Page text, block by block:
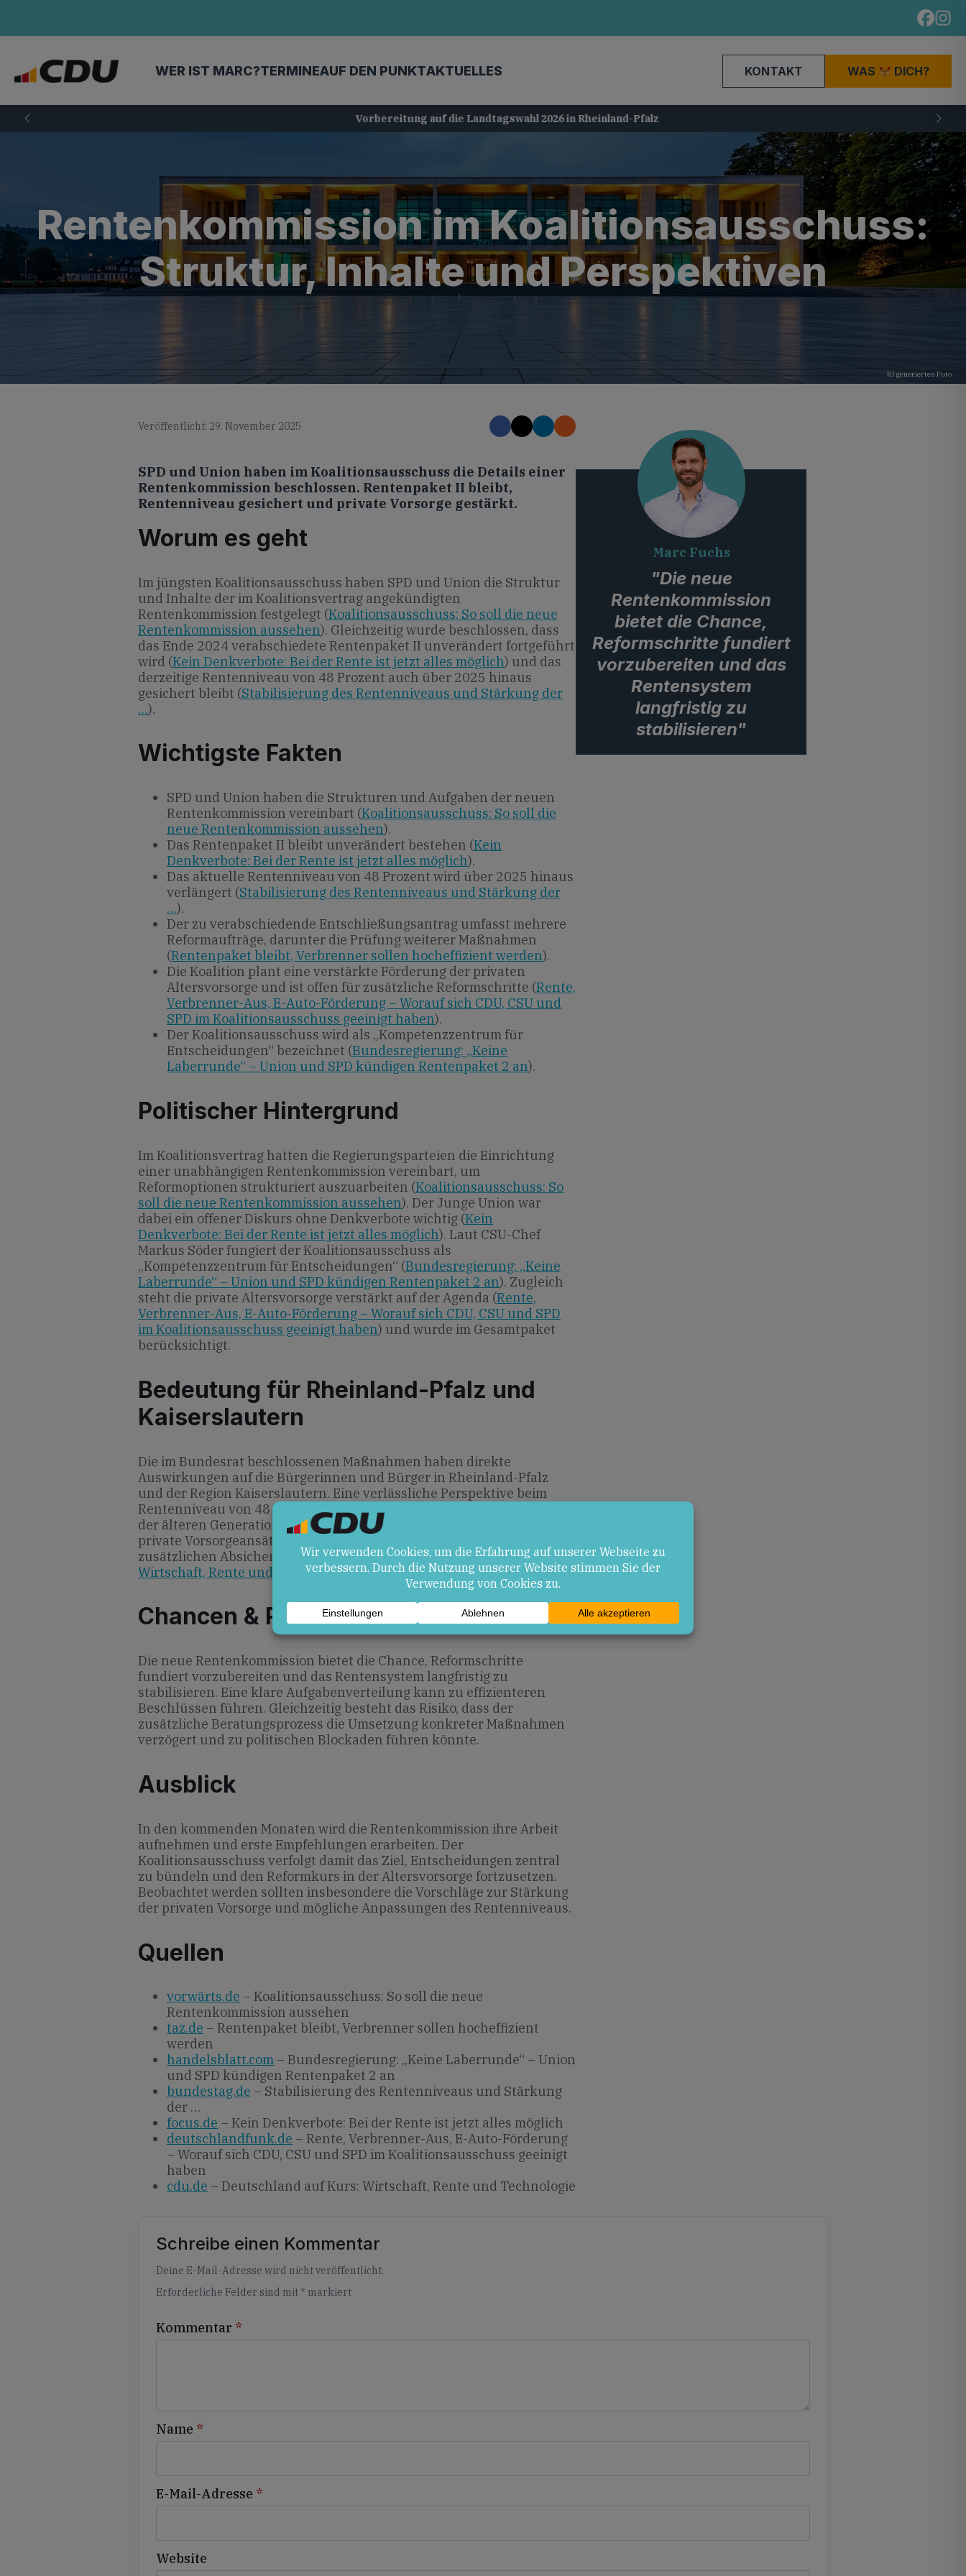
WER IST MARC?TERMINEAUF DEN PUNKTAKTUELLES KONTAKT WAS DICH?
Vorbereitung auf die Landtagswahl 2026 in Rheinland-Pfalz
Rentenkommission im Koalitionsausschuss:
Struktur, Inhalte und Perspektiven
KI generiertes Foto
Veröffentlicht: 29. November 2025
SPD und Union haben im Koalitionsausschuss die Details einer
Rentenkommission beschlossen. Rentenpaket II bleibt,
Rentenniveau gesichert und private Vorsorge gestärkt.
Worum es geht
Im jüngsten Koalitionsausschuss haben SPD und Union die Struktur
und Inhalte der im Koalitionsvertrag angekündigten
Rentenkommission festgelegt (Koalitionsausschuss: So soll die neue
Rentenkommission aussehen). Gleichzeitig wurde beschlossen, dass
das Ende 2024 verabschiedete Rentenpaket II unverändert fortgeführt
wird (Kein Denkverbote: Bei der Rente ist jetzt alles möglich) und das
derzeitige Rentenniveau von 48 Prozent auch über 2025 hinaus
gesichert bleibt (Stabilisierung des Rentenniveaus und Stärkung der
…).
Wichtigste Fakten
SPD und Union haben die Strukturen und Aufgaben der neuen
Rentenkommission vereinbart (Koalitionsausschuss: So soll die
neue Rentenkommission aussehen).
Das Rentenpaket II bleibt unverändert bestehen (Kein
Denkverbote: Bei der Rente ist jetzt alles möglich).
Das aktuelle Rentenniveau von 48 Prozent wird über 2025 hinaus
verlängert (Stabilisierung des Rentenniveaus und Stärkung der
…).
Der zu verabschiedende Entschließungsantrag umfasst mehrere
Reformaufträge, darunter die Prüfung weiterer Maßnahmen
(Rentenpaket bleibt, Verbrenner sollen hocheffizient werden).
Die Koalition plant eine verstärkte Förderung der privaten
Altersvorsorge und ist offen für zusätzliche Reformschritte (Rente,
Verbrenner-Aus, E-Auto-Förderung – Worauf sich CDU, CSU und
SPD im Koalitionsausschuss geeinigt haben).
Der Koalitionsausschuss wird als „Kompetenzzentrum für
Entscheidungen“ bezeichnet (Bundesregierung: „Keine
Laberrunde“ – Union und SPD kündigen Rentenpaket 2 an).
Politischer Hintergrund
Im Koalitionsvertrag hatten die Regierungsparteien die Einrichtung
einer unabhängigen Rentenkommission vereinbart, um
Reformoptionen strukturiert auszuarbeiten (Koalitionsausschuss: So
soll die neue Rentenkommission aussehen). Der Junge Union war
dabei ein offener Diskurs ohne Denkverbote wichtig (Kein
Denkverbote: Bei der Rente ist jetzt alles möglich). Laut CSU-Chef
Markus Söder fungiert der Koalitionsausschuss als
„Kompetenzzentrum für Entscheidungen“ (Bundesregierung: „Keine
Laberrunde“ – Union und SPD kündigen Rentenpaket 2 an). Zugleich
steht die private Altersvorsorge verstärkt auf der Agenda (Rente,
Verbrenner-Aus, E-Auto-Förderung – Worauf sich CDU, CSU und SPD
im Koalitionsausschuss geeinigt haben) und wurde im Gesamtpaket
berücksichtigt.
Bedeutung für Rheinland-Pfalz und
Kaiserslautern
Die im Bundesrat beschlossenen Maßnahmen haben direkte
Auswirkungen auf die Bürgerinnen und Bürger in Rheinland-Pfalz
und der Region Kaiserslautern. Eine verlässliche Perspektive beim
Rentenniveau von 48 Prozent über 2025 hinaus sichert die Kaufkraft
der älteren Generation. Ebenso bietet die öffentliche Debatte um
private Vorsorgeansätze Chancen, regionale Initiativen zur
zusätzlichen Absicherung zu fördern (Deutschland auf Kurs:
Wirtschaft, Rente und Technologie).
Chancen & Risiken
Die neue Rentenkommission bietet die Chance, Reformschritte
fundiert vorzubereiten und das Rentensystem langfristig zu
stabilisieren. Eine klare Aufgabenverteilung kann zu effizienteren
Beschlüssen führen. Gleichzeitig besteht das Risiko, dass der
zusätzliche Beratungsprozess die Umsetzung konkreter Maßnahmen
verzögert und zu politischen Blockaden führen könnte.
Ausblick
In den kommenden Monaten wird die Rentenkommission ihre Arbeit
aufnehmen und erste Empfehlungen erarbeiten. Der
Koalitionsausschuss verfolgt damit das Ziel, Entscheidungen zentral
zu bündeln und den Reformkurs in der Altersvorsorge fortzusetzen.
Beobachtet werden sollten insbesondere die Vorschläge zur Stärkung
der privaten Vorsorge und mögliche Anpassungen des Rentenniveaus.
Quellen
vorwärts.de – Koalitionsausschuss: So soll die neue
Rentenkommission aussehen
taz.de – Rentenpaket bleibt, Verbrenner sollen hocheffizient
werden
handelsblatt.com – Bundesregierung: „Keine Laberrunde“ – Union
und SPD kündigen Rentenpaket 2 an
bundestag.de – Stabilisierung des Rentenniveaus und Stärkung
der …
focus.de – Kein Denkverbote: Bei der Rente ist jetzt alles möglich
deutschlandfunk.de – Rente, Verbrenner-Aus, E-Auto-Förderung
– Worauf sich CDU, CSU und SPD im Koalitionsausschuss geeinigt
haben
cdu.de – Deutschland auf Kurs: Wirtschaft, Rente und Technologie
Marc Fuchs
"Die neue
Rentenkommission
bietet die Chance,
Reformschritte fundiert
vorzubereiten und das
Rentensystem
langfristig zu
stabilisieren"
Schreibe einen Kommentar
Deine E-Mail-Adresse wird nicht veröffentlicht.
Erforderliche Felder sind mit * markiert
Kommentar *
Name *
E-Mail-Adresse *
Website
Alternative: